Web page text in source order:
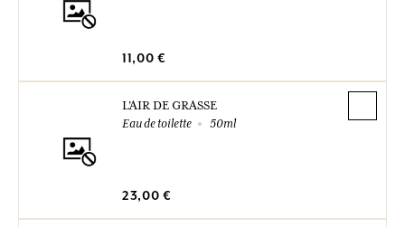
11,00 €
L'AIR DE GRASSE
Eau de toilette
50ml
23,00 €